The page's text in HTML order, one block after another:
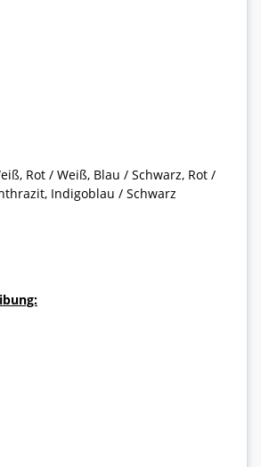
Rot / Weiß, Blau / Schwarz, Rot /
Indigoblau / Schwarz